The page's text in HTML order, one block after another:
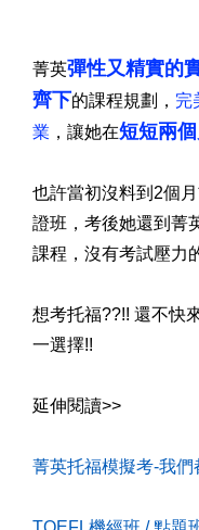
菁英彈性又精實的
齊下的課程規劃， 完
業 ，讓她在短短兩
也許當初沒料到2個
證班，考後她還到菁
課程，沒有考試壓力
想考托福??!! 還不快
一選擇!!
延伸閱讀>>
菁英托福模擬考-我們